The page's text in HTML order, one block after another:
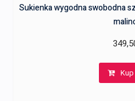
Sukienka wygodna swobodna